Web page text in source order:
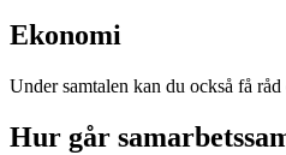
Ekonomi
Under samtalen kan du också få
Hur går